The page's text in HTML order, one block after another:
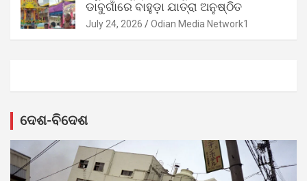
ଡାବୁଗାଁରେ ବାହୁଡ଼ା ଯାତ୍ରା ଅନୁଷ୍ଠିତ
July 24, 2026 Odian Media Network1
ଦେଶ-ବିଦେଶ